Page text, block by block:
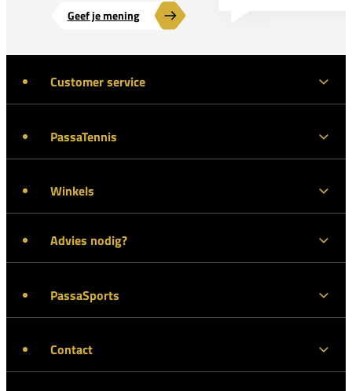
Geef je mening
Customer service
PassaTennis
Winkels
Advies nodig?
PassaSports
Contact